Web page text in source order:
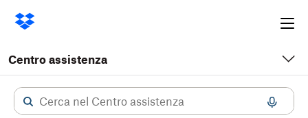
Centro assistenza